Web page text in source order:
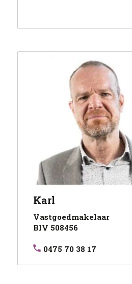
Karl
Vastgoedmakelaar
BIV 508456
0475 70 38 17